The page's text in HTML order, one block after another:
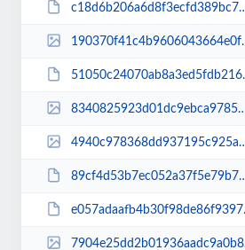
c18d6b206a6d8f3ecfd389bc7a50dda7.pdf
190370f41c4b9606043664e0f05662d8.jpg
51050c24070ab8a3ed5fdb216cb82f4b.pdf
8340825923d01dc9ebca9785b7bf61cc.jpg
4940c978368dd937195c925aec714ede.jpg
89cf4d53b7ec052a37f5e79b7306f2a3.pdf
e057adaafb4b30f98de86f9397ae8d77.pdf
7904e25dd2b01936aadc9a0b82b8af11.jpg